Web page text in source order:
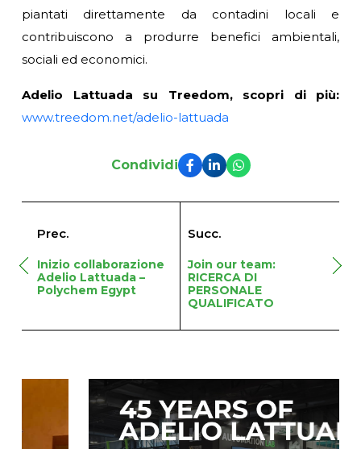
piantati direttamente da contadini locali e
contribuiscono a produrre benefici ambientali,
sociali ed economici.
Adelio Lattuada su Treedom, scopri di più:
www.treedom.net/adelio-lattuada
Condividi
Prec.
Inizio collaborazione
Adelio Lattuada –
Polychem Egypt
Succ.
Join our team:
RICERCA DI
PERSONALE
QUALIFICATO